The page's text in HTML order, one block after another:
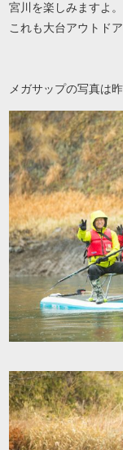
宮川を楽しみますよ。
これも大台アウトド
メガサップの写真は